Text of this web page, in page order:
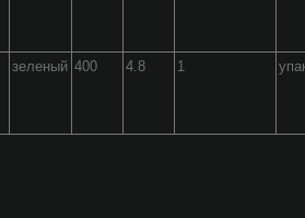
зеленый 400 4.8 1